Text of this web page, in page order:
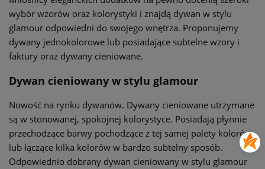
wybór wzorów oraz kolorystyki i znajdą dywan w stylu
glamour odpowiedni do swojego wnętrza. Proponujemy
dywany jednokolorowe lub posiadające subtelne wzory i
faktury oraz dywany cieniowane.
Dywan cieniowany w stylu glamour
Nowość na rynku dywanów. Dywany cieniowane utrzymane
są w stonowanej, spokojnej kolorystyce. Posiadają płynnie
przechodzące barwy pochodzące z tej samej palety kolorów
lub łączące kilka kolorów w bardzo subtelny sposób.
Odpowiednio dobrany dywan cieniowany w stylu glamour